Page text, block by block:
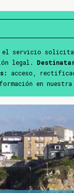
el servicio
legal.
acceso,
en nuestra